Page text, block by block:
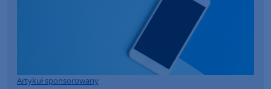
Artykuł sponsorowany